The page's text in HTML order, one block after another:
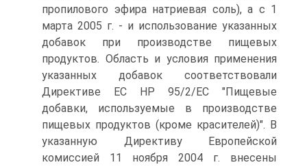
пропилового эфира натриевая соль), а с 1
марта 2005 г. - и использование указанных
добавок при производстве пищевых
продуктов. Область и условия применения
указанных добавок соответствовали
Директиве ЕС НР 95/2/ЕС "Пищевые
добавки, используемые в производстве
пищевых продуктов (кроме красителей)". В
указанную Директиву Европейской
комиссией 11 ноября 2004 г. внесены